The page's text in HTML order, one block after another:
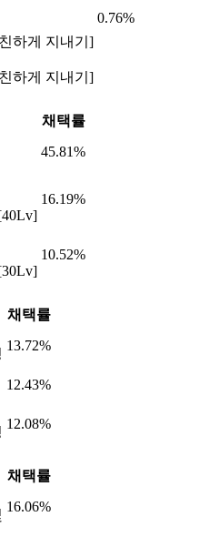
하게 지내기]
하게 지내기]
0.76%
채택률
45.81%
16.19%
10.52%
채택률
13.72%
12.43%
12.08%
채택률
16.06%